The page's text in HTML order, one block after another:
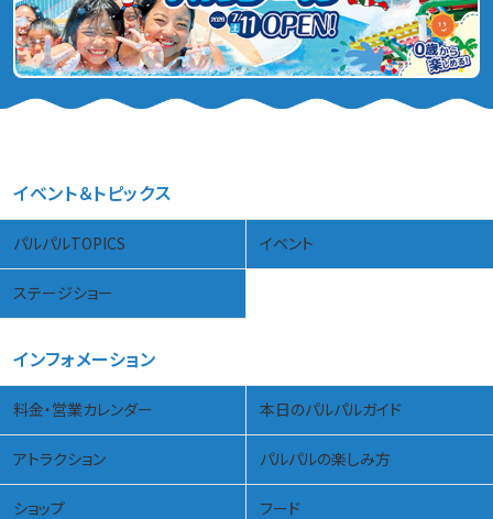
イベント＆トピックス
パルパルTOPICS イベント
ステージショー
インフォメーション
料金・営業カレンダー 本日のパルパルガイド
アトラクション パルパルの楽しみ方
ショップ フード